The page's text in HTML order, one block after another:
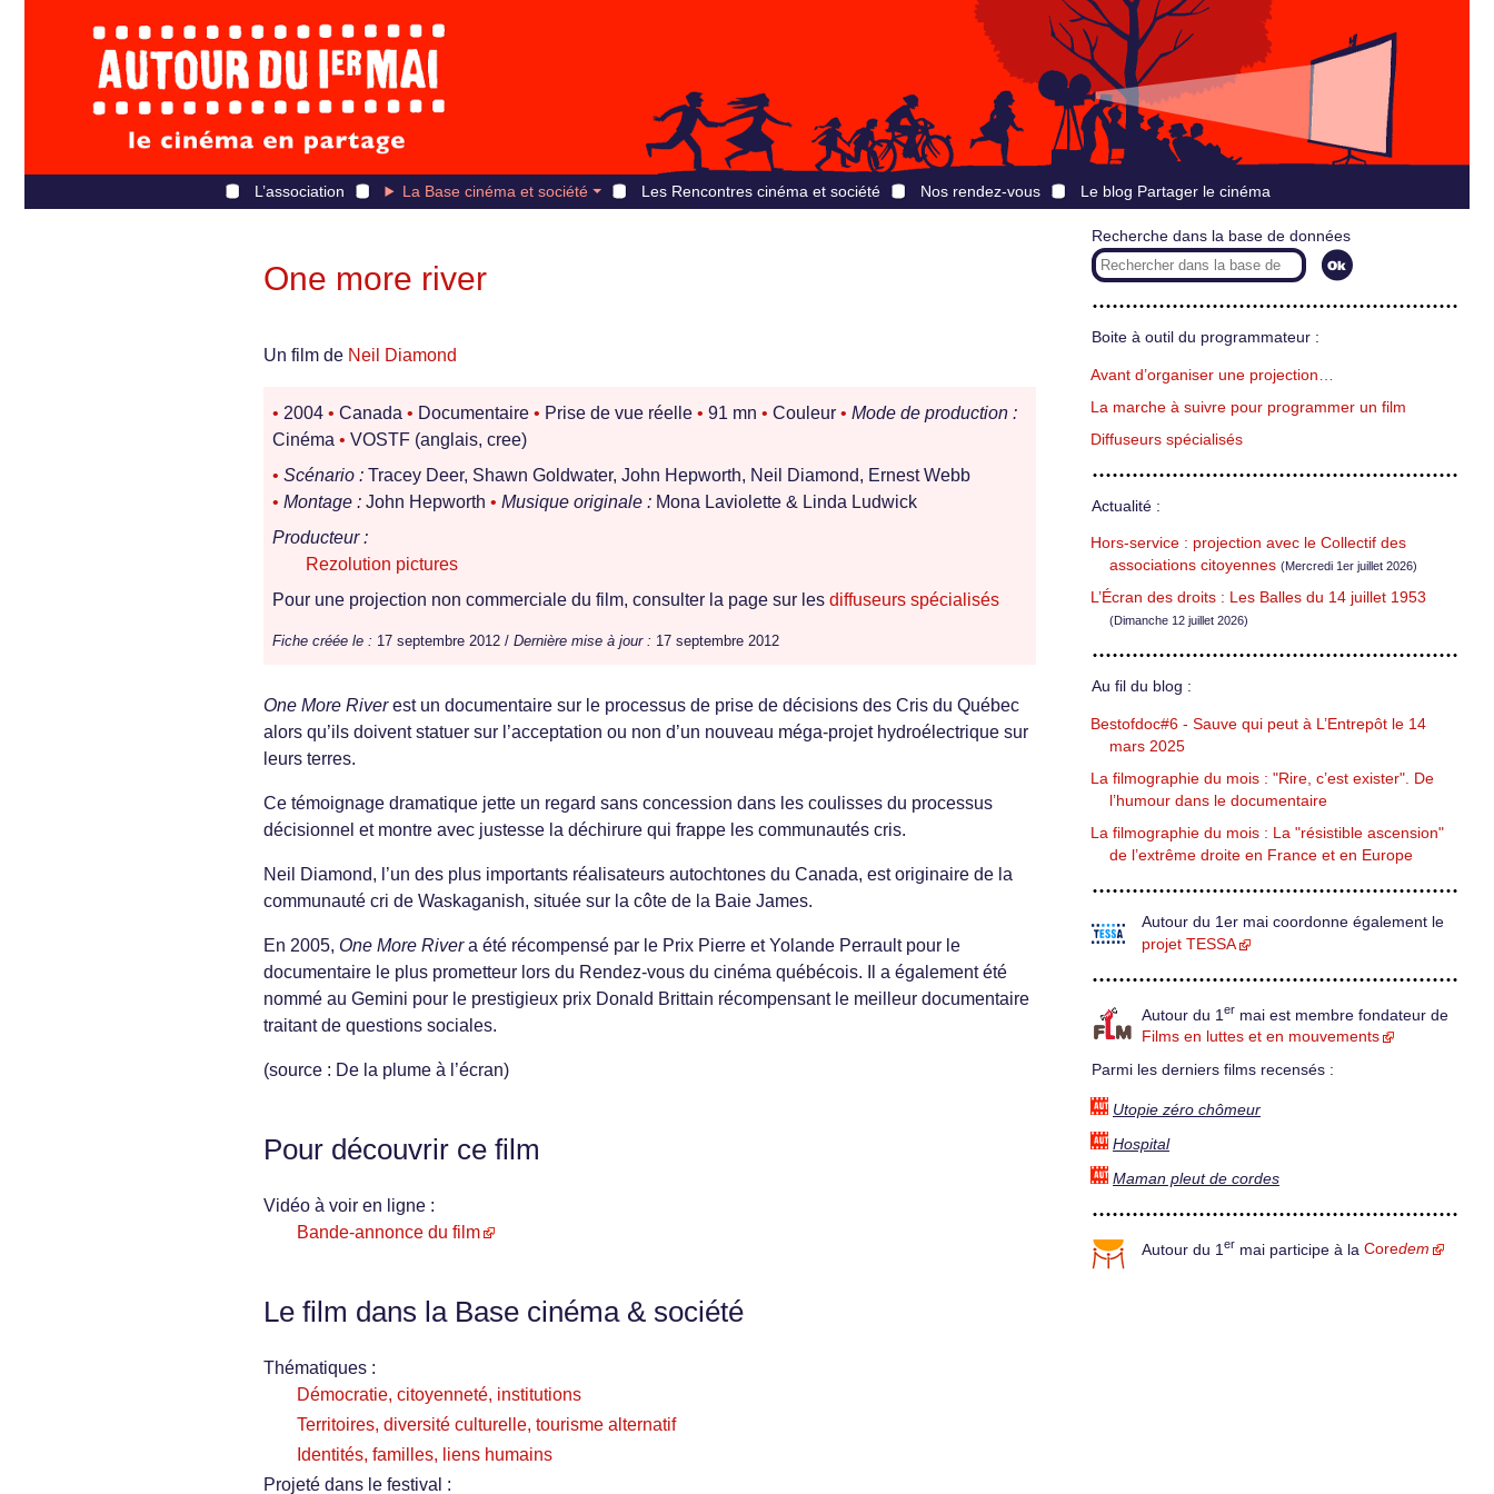
L’association La Base cinéma et société Les Rencontres cinéma et société Nos rendez-vous Le blog Partager le cinéma
One more river
Un film de Neil Diamond
• 2004 • Canada • Documentaire • Prise de vue réelle • 91 mn • Couleur • Mode de production :
Cinéma • VOSTF (anglais, cree)
• Scénario : Tracey Deer, Shawn Goldwater, John Hepworth, Neil Diamond, Ernest Webb
• Montage : John Hepworth • Musique originale : Mona Laviolette & Linda Ludwick
Producteur :
Rezolution pictures
Pour une projection non commerciale du film, consulter la page sur les diffuseurs spécialisés
Fiche créée le : 17 septembre 2012 / Dernière mise à jour : 17 septembre 2012
One More Riverest un documentaire sur le processus de prise de décisions des Cris du Québec
alors qu’ils doivent statuer sur l’acceptation ou non d’un nouveau méga-projet hydroélectrique sur
leurs terres.
Ce témoignage dramatique jette un regard sans concession dans les coulisses du processus
décisionnel et montre avec justesse la déchirure qui frappe les communautés cris.
Neil Diamond, l’un des plus importants réalisateurs autochtones du Canada, est originaire de la
communauté cri de Waskaganish, située sur la côte de la Baie James.
En 2005, One More Rivera été récompensé par le Prix Pierre et Yolande Perrault pour le
documentaire le plus prometteur lors du Rendez-vous du cinéma québécois. Il a également été
nommé au Gemini pour le prestigieux prix Donald Brittain récompensant le meilleur documentaire
traitant de questions sociales.
(source : De la plume à l’écran)
Pour découvrir ce film
Vidéo à voir en ligne :
Bande-annonce du film
Le film dans la Base cinéma & société
Thématiques :
Démocratie, citoyenneté, institutions
Territoires, diversité culturelle, tourisme alternatif
Identités, familles, liens humains
Projeté dans le festival :
Recherche dans la base de données
Boite à outil du programmateur :
Avant d’organiser une projection…
La marche à suivre pour programmer un film
Diffuseurs spécialisés
Actualité :
Hors-service : projection avec le Collectif des
associations citoyennes (Mercredi 1er juillet 2026)
L’Écran des droits : Les Balles du 14 juillet 1953
(Dimanche 12 juillet 2026)
Au fil du blog :
Bestofdoc#6 - Sauve qui peut à L’Entrepôt le 14
mars 2025
La filmographie du mois : "Rire, c’est exister". De
l’humour dans le documentaire
La filmographie du mois : La "résistible ascension"
de l’extrême droite en France et en Europe
Autour du 1er mai coordonne également le
projet TESSA
Autour du 1 er mai est membre fondateur de
Films en luttes et en mouvements
Parmi les derniers films recensés :
Utopie zéro chômeur
Hospital
Maman pleut de cordes
Autour du 1 er mai participe à la Coredem